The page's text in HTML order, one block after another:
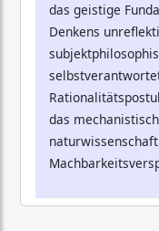
das geistige
Denkens
das